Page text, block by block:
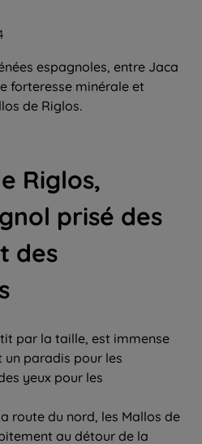
espagnoles, entre Jaca
forteresse minérale et
de Riglos.
Riglos,
prisé des
des
par la taille, est immense
un paradis pour les
yeux pour les
route du nord, les Mallos de
au détour de la